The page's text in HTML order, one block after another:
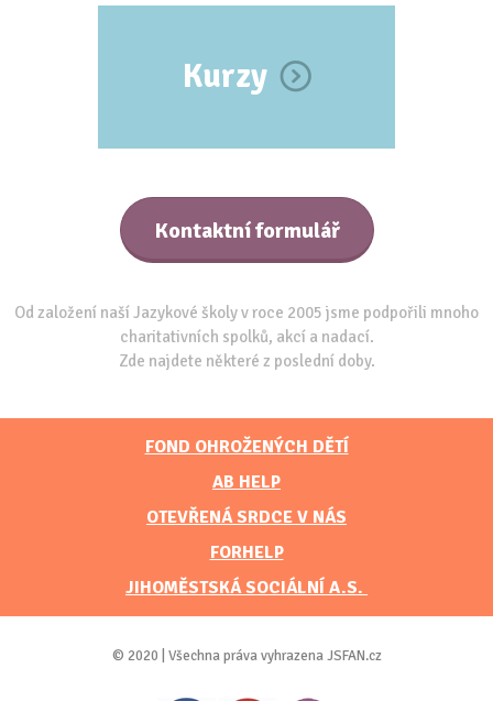
Kurzy
Kontaktní formulář
Od založení naší Jazykové školy v roce 2005 jsme podpořili mnoho
charitativních spolků, akcí a nadací.
Zde najdete některé z poslední doby.
FOND OHROŽENÝCH DĚTÍ
AB HELP
OTEVŘENÁ SRDCE V NÁS
FORHELP
JIHOMĚSTSKÁ SOCIÁLNÍ A.S.
© 2020 | Všechna práva vyhrazena JSFAN.cz